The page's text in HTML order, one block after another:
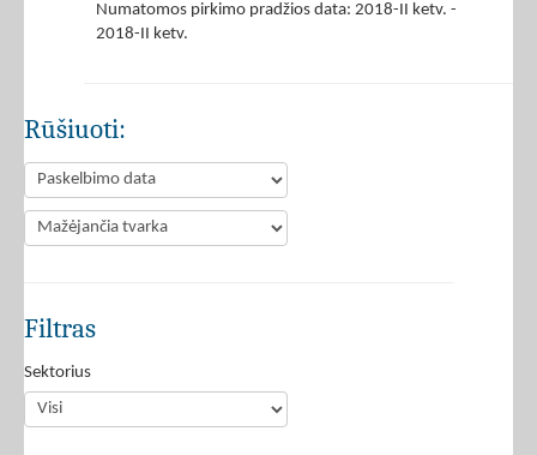
Numatomos pirkimo pradžios data: 2018-II ketv. -
2018-II ketv.
Rūšiuoti:
Filtras
Sektorius